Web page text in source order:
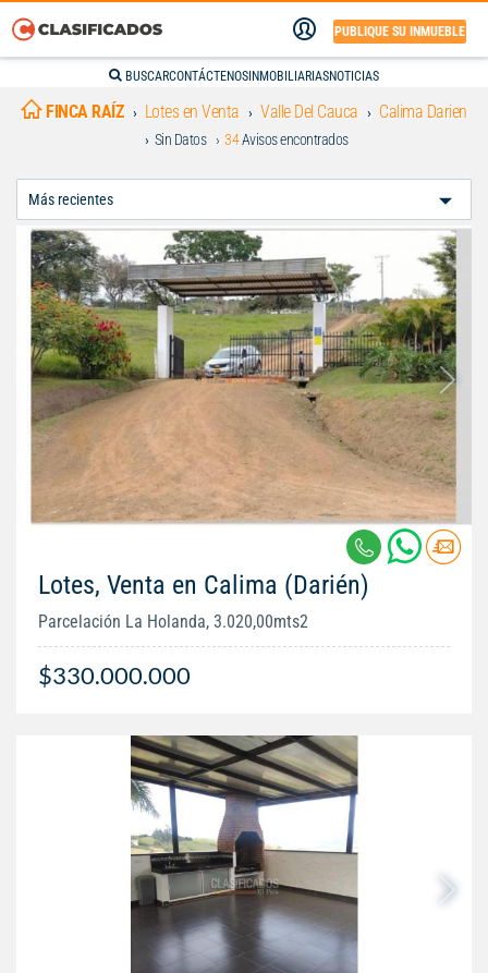
PUBLIQUE SU INMUEBLE
BUSCARCONTÁCTENOS INMOBILIARIASNOTICIAS
FINCA RAÍZ Lotes en Venta Valle Del Cauca Calima Darien
Sin Datos 34Avisos encontrados
Lotes, Venta en Calima (Darién)
Parcelación La Holanda, 3.020,00mts2
$330.000.000